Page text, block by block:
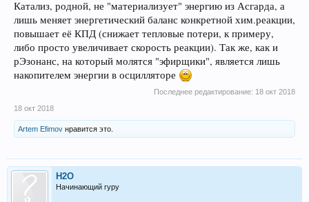
Катализ, родной, не "материализует" энергию из Асгарда, а
лишь меняет энергетический баланс конкретной хим.реакции,
повышает её КПД (снижает тепловые потери, к примеру,
либо просто увеличивает скорость реакции). Так же, как и
рЭзонанс, на который молятся "эфирщики", является лишь
накопителем энергии в осцилляторе
Последнее редактирование: 18 окт 2018
18 окт 2018
Artem Efimov нравится это.
H2O
Начинающий гуру